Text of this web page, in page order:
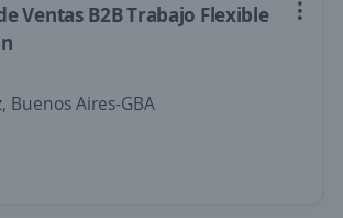
Ventas B2B Trabajo Flexible
Buenos Aires-GBA